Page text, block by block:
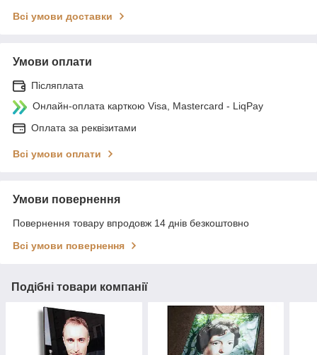
Всі умови доставки
Умови оплати
Післяплата
Онлайн-оплата карткою Visa, Mastercard - LiqPay
Оплата за реквізитами
Всі умови оплати
Умови повернення
Повернення товару впродовж 14 днів безкоштовно
Всі умови повернення
Подібні товари компанії